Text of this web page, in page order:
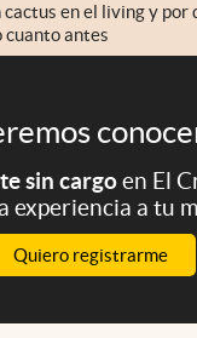
cactus en el living y por
cuanto antes
sin cargoen El
experiencia a tu
Quiero registrarme